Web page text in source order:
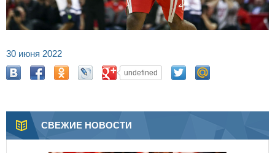
30 июня 2022
undefined
СВЕЖИЕ НОВОСТИ